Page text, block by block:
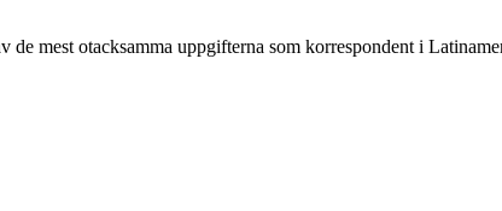
otacksamma uppgifterna som korrespondent i